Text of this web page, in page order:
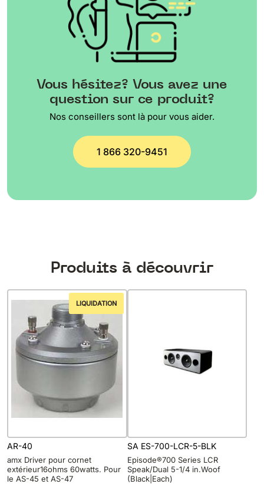
Vous hésitez? Vous avez une
question sur ce produit?
Nos conseillers sont là pour vous aider.
1 866 320-9451
Produits à découvrir
LIQUIDATION
AR-40
amx Driver pour cornet
extérieur16ohms 60watts. Pour
le AS-45 et AS-47
SA ES-700-LCR-5-BLK
Episode®700 Series LCR
Speak/Dual 5-1/4 in.Woof
(Black|Each)